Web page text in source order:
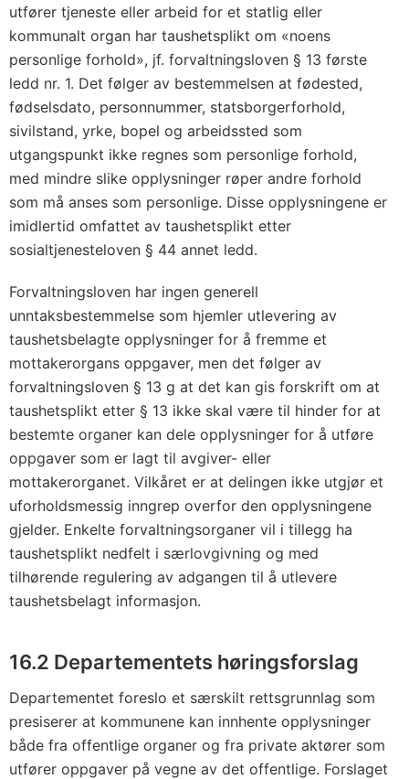
utfører tjeneste eller arbeid for et statlig eller
kommunalt organ har taushetsplikt om «noens
personlige forhold», jf. forvaltningsloven § 13 første
ledd nr. 1. Det følger av bestemmelsen at fødested,
fødselsdato, personnummer, statsborgerforhold,
sivilstand, yrke, bopel og arbeidssted som
utgangspunkt ikke regnes som personlige forhold,
med mindre slike opplysninger røper andre forhold
som må anses som personlige. Disse opplysningene er
imidlertid omfattet av taushetsplikt etter
sosialtjenesteloven § 44 annet ledd.
Forvaltningsloven har ingen generell
unntaksbestemmelse som hjemler utlevering av
taushetsbelagte opplysninger for å fremme et
mottakerorgans oppgaver, men det følger av
forvaltningsloven § 13 g at det kan gis forskrift om at
taushetsplikt etter § 13 ikke skal være til hinder for at
bestemte organer kan dele opplysninger for å utføre
oppgaver som er lagt til avgiver- eller
mottakerorganet. Vilkåret er at delingen ikke utgjør et
uforholdsmessig inngrep overfor den opplysningene
gjelder. Enkelte forvaltningsorganer vil i tillegg ha
taushetsplikt nedfelt i særlovgivning og med
tilhørende regulering av adgangen til å utlevere
taushetsbelagt informasjon.
16.2 Departementets høringsforslag
Departementet foreslo et særskilt rettsgrunnlag som
presiserer at kommunene kan innhente opplysninger
både fra offentlige organer og fra private aktører som
utfører oppgaver på vegne av det offentlige. Forslaget